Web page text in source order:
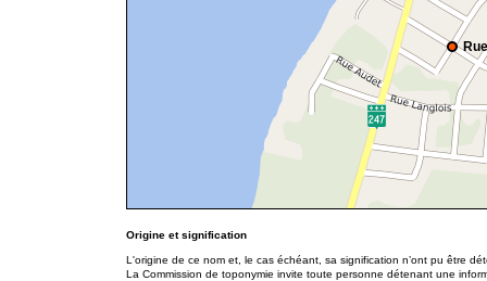
Origine et signification
L'origine de ce nom et, le cas échéant, sa signification n’ont pu être
La Commission de toponymie invite toute personne détenant une